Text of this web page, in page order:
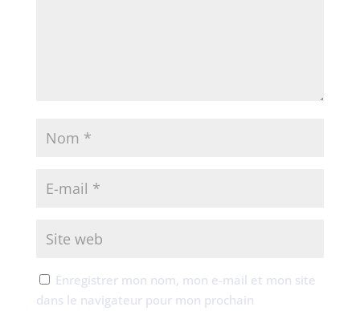
Enregistrer mon nom, mon e-mail et mon site
dans le navigateur pour mon prochain